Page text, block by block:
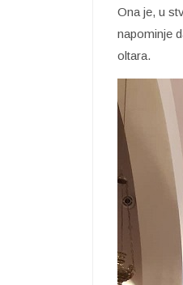
Ona je, u
napominje
oltara.